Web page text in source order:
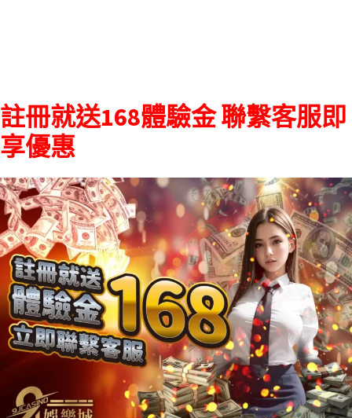
註冊就送168體驗金 聯繫客服即
享優惠